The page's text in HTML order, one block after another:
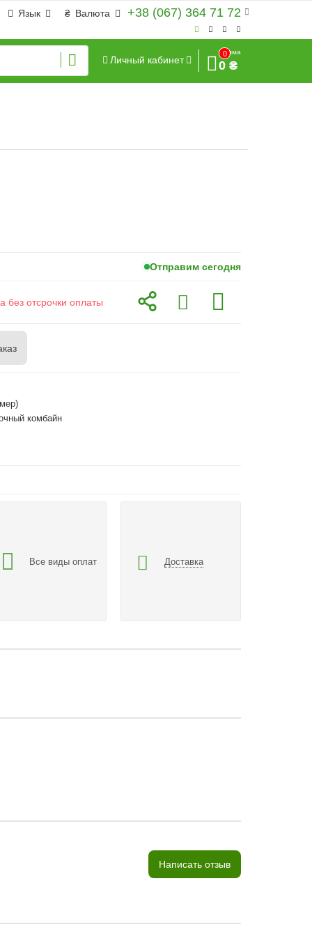
+38 (067) 364 71 72
₴ Валюта
Язык
Личный кабинет
0
Сумма
0 ₴
Отправим сегодня
без отсрочки оплаты
комбайн
Все виды оплат Доставка
Написать отзыв